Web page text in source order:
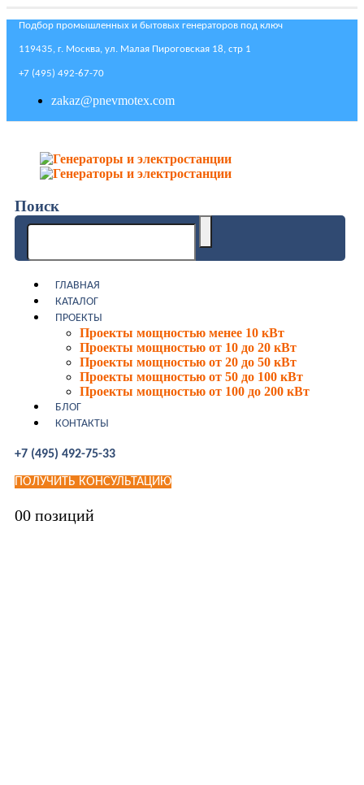
Подбор промышленных и бытовых генераторов под ключ
119435, г. Москва, ул. Малая Пироговская 18, стр 1
+7 (495) 492-67-70
zakaz@pnevmotex.com
Поиск
ГЛАВНАЯ
КАТАЛОГ
ПРОЕКТЫ
Проекты мощностью менее 10 кВт
Проекты мощностью от 10 до 20 кВт
Проекты мощностью от 20 до 50 кВт
Проекты мощностью от 50 до 100 кВт
Проекты мощностью от 100 до 200 кВт
БЛОГ
КОНТАКТЫ
+7 (495) 492-75-33
ПОЛУЧИТЬ КОНСУЛЬТАЦИЮ
00 позиций